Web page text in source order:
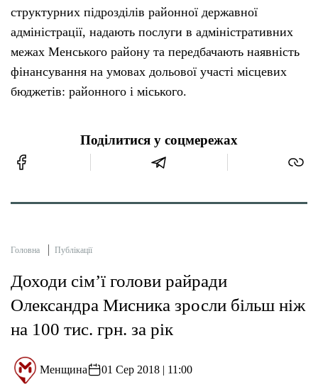
структурних підрозділів районної державної
адміністрації, надають послуги в адміністративних
межах Менського району та передбачають наявність
фінансування на умовах дольової участі місцевих
бюджетів: районного і міського.
Поділитися у соцмережах
Головна Публікації
Доходи сім’ї голови райради
Олександра Мисника зросли більш ніж
на 100 тис. грн. за рік
Менщина 01 Сер 2018 | 11:00